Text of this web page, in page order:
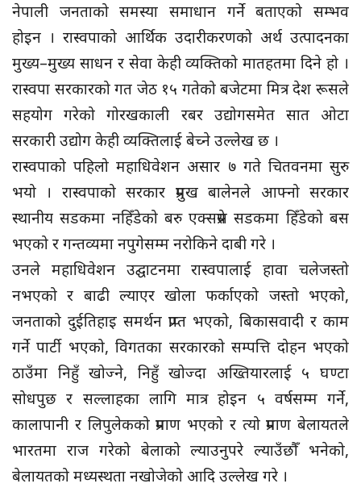
नेपाली जनताको समस्या समाधान गर्ने बताएको सम्भव
होइन । रास्वपाको आर्थिक उदारीकरणको अर्थ उत्पादनका
मुख्य–मुख्य साधन र सेवा केही व्यक्तिको मातहतमा दिने हो ।
रास्वपा सरकारको गत जेठ १५ गतेको बजेटमा मित्र देश रूसले
सहयोग गरेको गोरखकाली रबर उद्योगसमेत सात ओटा
सरकारी उद्योग केही व्यक्तिलाई बेच्ने उल्लेख छ ।
रास्वपाको पहिलो महाधिवेशन असार ७ गते चितवनमा सुरु
भयो । रास्वपाको सरकार प्रमुख बालेनले आफ्नो सरकार
स्थानीय सडकमा नहिँडेको बरु एक्सप्रेस सडकमा हिँडेको बस
भएको र गन्तव्यमा नपुगेसम्म नरोकिने दाबी गरे ।
उनले महाधिवेशन उद्घाटनमा रास्वपालाई हावा चलेजस्तो
नभएको र बाढी ल्याएर खोला फर्काएको जस्तो भएको,
जनताको दुईतिहाइ समर्थन प्राप्त भएको, बिकासवादी र काम
गर्ने पार्टी भएको, विगतका सरकारको सम्पत्ति दोहन भएको
ठाउँमा निहुँ खोज्ने, निहुँ खोज्दा अख्तियारलाई ५ घण्टा
सोधपुछ र सल्लाहका लागि मात्र होइन ५ वर्षसम्म गर्ने,
कालापानी र लिपुलेकको प्रमाण भएको र त्यो प्रमाण बेलायतले
भारतमा राज गरेको बेलाको ल्याउनुपरे ल्याउँछौँ भनेको,
बेलायतको मध्यस्थता नखोजेको आदि उल्लेख गरे ।